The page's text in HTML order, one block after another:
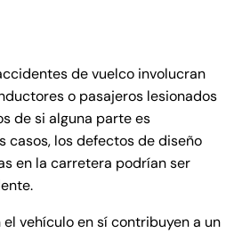
de vuelco involucran
o pasajeros lesionados
de si alguna parte es
casos, los defectos de diseño
en la carretera podrían ser
vehículo en sí contribuyen a un